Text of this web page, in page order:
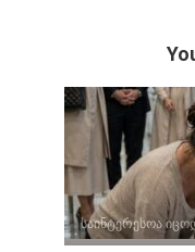
საინტერესოა